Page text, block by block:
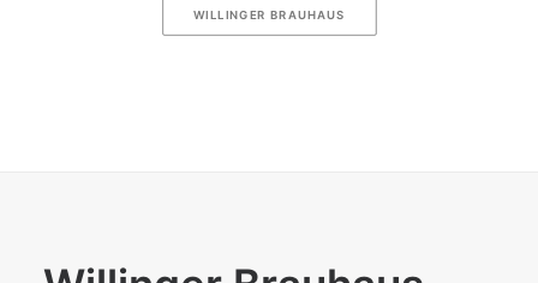
WILLINGER BRAUHAUS